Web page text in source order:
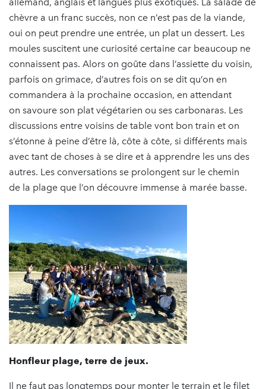
chèvre a un franc succès, non ce n’est pas de la viande,
oui on peut prendre une entrée, un plat un dessert. Les
moules suscitent une curiosité certaine car beaucoup ne
connaissent pas. Alors on goûte dans l’assiette du voisin,
parfois on grimace, d’autres fois on se dit qu’on en
commandera à la prochaine occasion, en attendant
on savoure son plat végétarien ou ses carbonaras. Les
discussions entre voisins de table vont bon train et on
s’étonne à peine d’être là, côte à côte, si différents mais
avec tant de choses à se dire et à apprendre les uns des
autres. Les conversations se prolongent sur le chemin
de la plage que l’on découvre immense à marée basse.
Honfleur plage, terre de jeux.
Il ne faut pas longtemps pour monter le terrain et le filet